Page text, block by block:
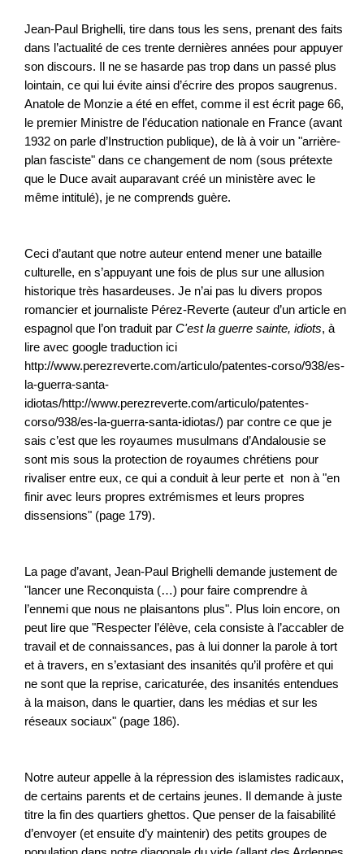
Jean-Paul Brighelli, tire dans tous les sens, prenant des faits
dans l’actualité de ces trente dernières années pour appuyer
son discours. Il ne se hasarde pas trop dans un passé plus
lointain, ce qui lui évite ainsi d’écrire des propos saugrenus.
Anatole de Monzie a été en effet, comme il est écrit page 66,
le premier Ministre de l’éducation nationale en France (avant
1932 on parle d’Instruction publique), de là à voir un "arrière-
plan fasciste" dans ce changement de nom (sous prétexte
que le Duce avait auparavant créé un ministère avec le
même intitulé), je ne comprends guère.
Ceci d’autant que notre auteur entend mener une bataille
culturelle, en s’appuyant une fois de plus sur une allusion
historique très hasardeuses. Je n’ai pas lu divers propos
romancier et journaliste Pérez-Reverte (auteur d’un article en
espagnol que l’on traduit par C'est la guerre sainte, idiots, à
lire avec google traduction ici
http://www.perezreverte.com/articulo/patentes-corso/938/es-
la-guerra-santa-
idiotas/http://www.perezreverte.com/articulo/patentes-
corso/938/es-la-guerra-santa-idiotas/) par contre ce que je
sais c’est que les royaumes musulmans d’Andalousie se
sont mis sous la protection de royaumes chrétiens pour
rivaliser entre eux, ce qui a conduit à leur perte et non à "en
finir avec leurs propres extrémismes et leurs propres
dissensions" (page 179).
La page d’avant, Jean-Paul Brighelli demande justement de
"lancer une Reconquista (…) pour faire comprendre à
l’ennemi que nous ne plaisantons plus". Plus loin encore, on
peut lire que "Respecter l’élève, cela consiste à l’accabler de
travail et de connaissances, pas à lui donner la parole à tort
et à travers, en s’extasiant des insanités qu’il profère et qui
ne sont que la reprise, caricaturée, des insanités entendues
à la maison, dans le quartier, dans les médias et sur les
réseaux sociaux" (page 186).
Notre auteur appelle à la répression des islamistes radicaux,
de certains parents et de certains jeunes. Il demande à juste
titre la fin des quartiers ghettos. Que penser de la faisabilité
d’envoyer (et ensuite d’y maintenir) des petits groupes de